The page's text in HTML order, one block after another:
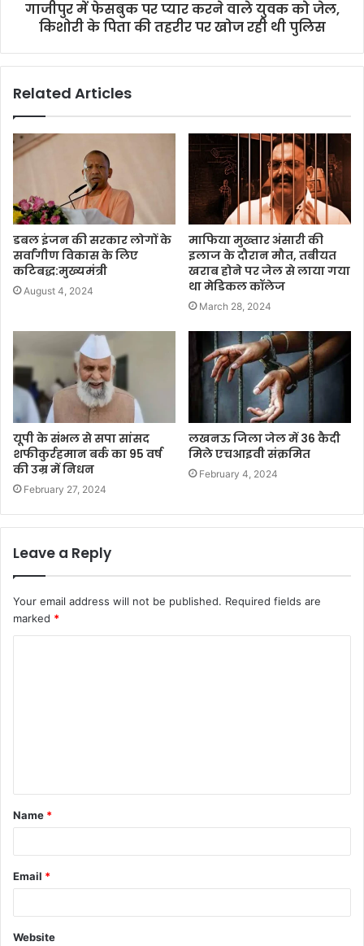
गाजीपुर में फेसबुक पर प्यार करने वाले युवक को जेल,
किशोरी के पिता की तहरीर पर खोज रही थी पुलिस
Related Articles
डबल इंजन की सरकार लोगों के
सर्वांगीण विकास के लिए
कटिबद्ध:मुख्यमंत्री
August 4, 2024
माफिया मुख्तार अंसारी की
इलाज के दौरान मौत, तबीयत
खराब होने पर जेल से लाया गया
था मेडिकल कॉलेज
March 28, 2024
यूपी के संभल से सपा सांसद
शफीकुर्रहमान बर्क का 95 वर्ष
की उम्र में निधन
February 27, 2024
लखनऊ जिला जेल में 36 कैदी
मिले एचआइवी संक्रमित
February 4, 2024
Leave a Reply
Your email address will not be published. Required fields are
marked *
t
*
Name *
Email *
Website